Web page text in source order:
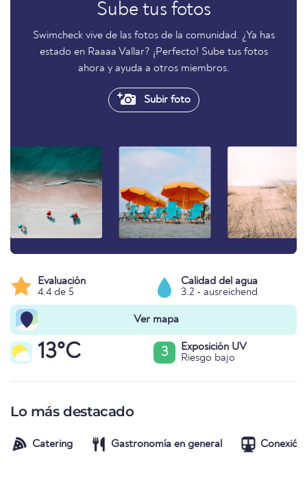
Sube tus fotos
Swimcheck vive de las fotos de la comunidad. ¿Ya has
estado en Raaaa Vallar? ¡Perfecto! Sube tus fotos
ahora y ayuda a otros miembros.
Subir foto
Evaluación
4.4 de 5
Calidad del agua
3.2 - ausreichend
Ver mapa
13°C 3
Exposición UV
Riesgo bajo
Lo más destacado
Catering Gastronomía en general